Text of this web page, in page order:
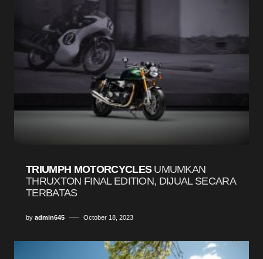
TRIUMPH MOTORCYCLES UMUMKAN
THRUXTON FINAL EDITION, DIJUAL SECARA
TERBATAS
by admin645 October 18, 2023